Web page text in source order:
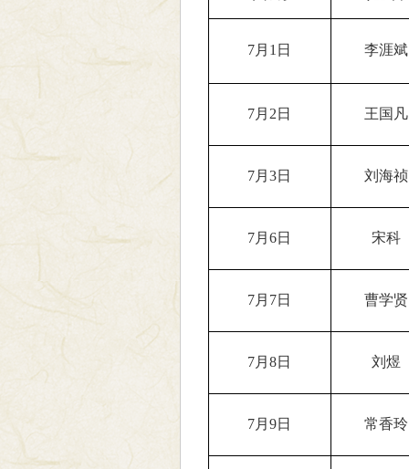
7月1日 李涯斌
7月2日 王国凡
7月3日 刘海祯
7月6日 宋科
7月7日 曹学贤
7月8日 刘煜
7月9日 常香玲